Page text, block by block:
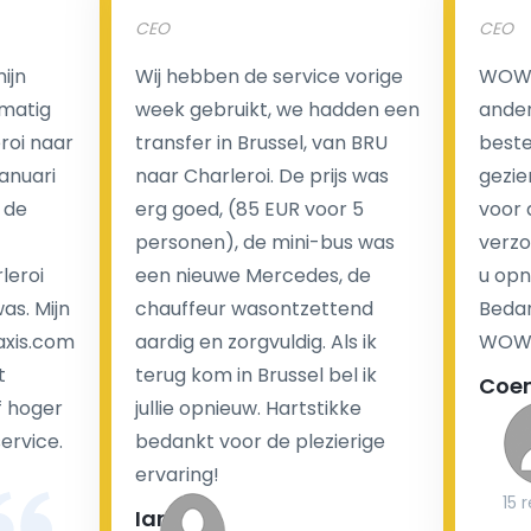
Een van de meest aantrekkelijke voordelen van
luchthaventaxi's is een vast tarief voor uw rit. In
tegenstelling tot traditionele taxi's met taxameter
brengen wij u geen extra kosten in rekening voor de
nachtrit.
We hebben geen ophaaltarief of extra kosten voor
wachttijd als uw vlucht vertraging heeft.
Kijk op onze website voor meer informatie over uw
transferkosten. Ons boekingsformulier bevat alle
mogelijke extra's die u kunt kiezen en de prijs die u
krijgt is transparant voor een passagier en een
naar
Mijn
hoger
CEO
Wij hebben de service vorige
week gebruikt, we hadden een
transfer in Brussel, van BRU
naar Charleroi. De prijs was
erg goed, (85 EUR voor 5
personen), de mini-bus was
een nieuwe Mercedes, de
chauffeur wasontzettend
aardig en zorgvuldig. Als ik
terug kom in Brussel bel ik
jullie opnieuw. Hartstikke
bedankt voor de plezierige
ervaring!
Ian
CEO
voor
u
15